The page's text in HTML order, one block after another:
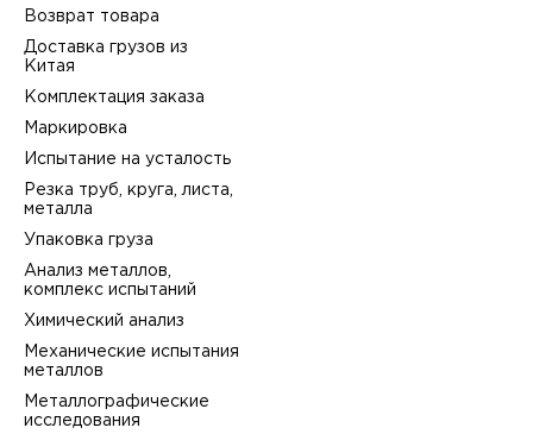
Возврат товара
Доставка грузов из
Китая
Комплектация заказа
Маркировка
Испытание на усталость
Резка труб, круга, листа,
металла
Упаковка груза
Анализ металлов,
комплекс испытаний
Химический анализ
Механические испытания
металлов
Металлографические
исследования